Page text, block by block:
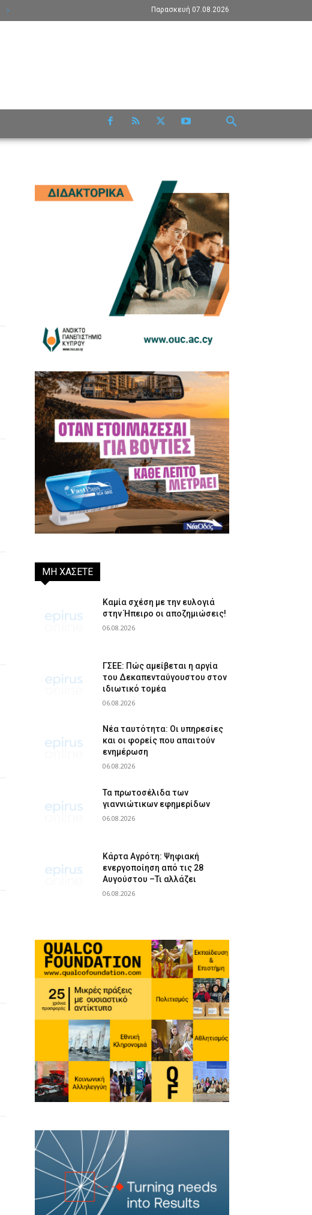
Παρασκευή 07.08.2026
ΜΗ ΧΑΣΕΤΕ
Καμία σχέση με την ευλογιά
στην Ήπειρο οι αποζημιώσεις!
06.08.2026
ΓΣΕΕ: Πώς αμείβεται η αργία
του Δεκαπενταύγουστου στον
ιδιωτικό τομέα
06.08.2026
Νέα ταυτότητα: Οι υπηρεσίες
και οι φορείς που απαιτούν
ενημέρωση
06.08.2026
Τα πρωτοσέλιδα των
γιαννιώτικων εφημερίδων
06.08.2026
Κάρτα Αγρότη: Ψηφιακή
ενεργοποίηση από τις 28
Αυγούστου –Τι αλλάζει
06.08.2026